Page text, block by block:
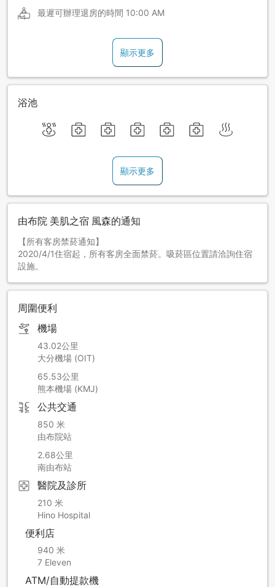
最遲可辦理退房的時間 10:00 AM
顯示更多
浴池
顯示更多
由布院 美肌之宿 風森的通知
【所有客房禁菸通知】
2020/4/1住宿起，所有客房全面禁菸。吸菸區位置請洽詢住宿
設施。
周圍便利
機場
43.02公里
大分機場 (OIT)
65.53公里
熊本機場 (KMJ)
公共交通
850 米
由布院站
2.68公里
南由布站
醫院及診所
210 米
Hino Hospital
便利店
940 米
7 Eleven
ATM/自動提款機